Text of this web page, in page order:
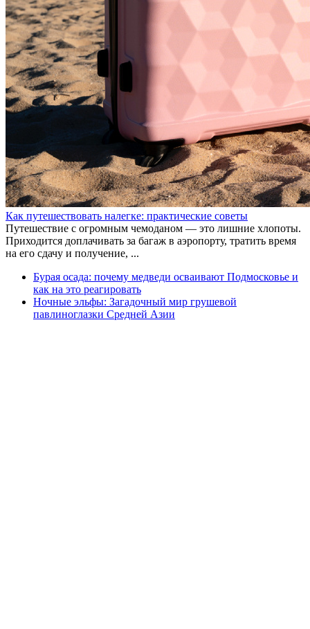
Как путешествовать налегке: практические советы
Путешествие с огромным чемоданом — это лишние хлопоты.
Приходится доплачивать за багаж в аэропорту, тратить время
на его сдачу и получение, ...
Бурая осада: почему медведи осваивают Подмосковье и
как на это реагировать
Ночные эльфы: Загадочный мир грушевой
павлиноглазки Средней Азии